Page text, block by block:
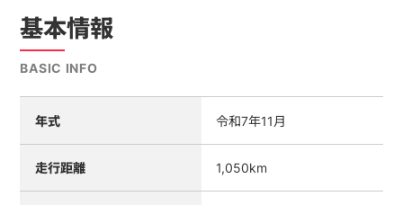
基本情報
BASIC INFO
年式 令和7年11月
走行距離 1,050km